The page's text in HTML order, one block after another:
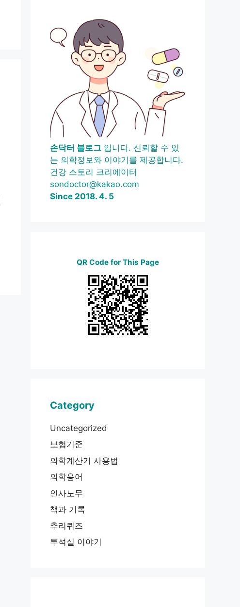
손닥터 블로그 입니다. 신뢰할 수 있
는 의학정보와 이야기를 제공합니다.
건강 스토리 크리에이터
sondoctor@kakao.com
Since 2018. 4. 5
QR Code for This Page
Category
Uncategorized
보험기준
의학계산기 사용법
의학용어
인사노무
책과 기록
추리퀴즈
투석실 이야기